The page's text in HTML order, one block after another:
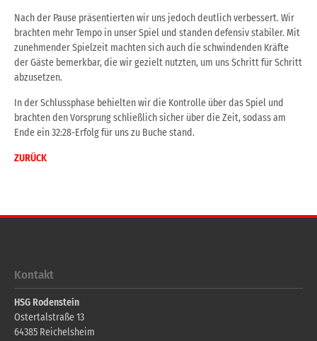
Nach der Pause präsentierten wir uns jedoch deutlich verbessert. Wir
brachten mehr Tempo in unser Spiel und standen defensiv stabiler. Mit
zunehmender Spielzeit machten sich auch die schwindenden Kräfte
der Gäste bemerkbar, die wir gezielt nutzten, um uns Schritt für Schritt
abzusetzen.
In der Schlussphase behielten wir die Kontrolle über das Spiel und
brachten den Vorsprung schließlich sicher über die Zeit, sodass am
Ende ein 32:28-Erfolg für uns zu Buche stand.
ZURÜCK
Kontakt
HSG Rodenstein
Ostertalstraße 13
64385 Reichelsheim